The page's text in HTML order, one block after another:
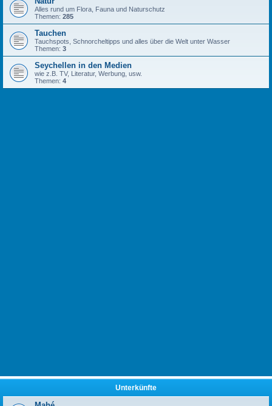
Alles rund um Flora, Fauna und Naturschutz
Themen: 285
Tauchen
Tauchspots, Schnorcheltipps und alles über die Welt unter Wasser
Themen: 3
Seychellen in den Medien
wie z.B. TV, Literatur, Werbung, usw.
Themen: 4
Unterkünfte